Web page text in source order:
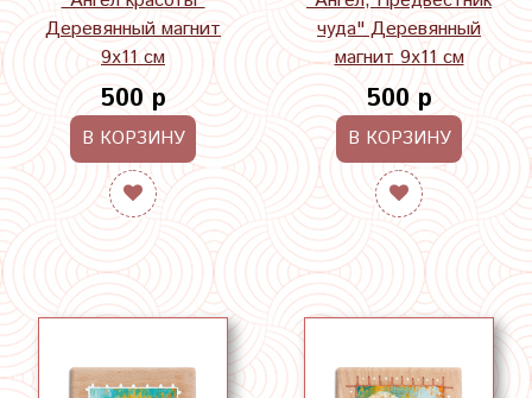
Деревянный магнит
9х11 см
500 р
В КОРЗИНУ
чуда" Деревянный
магнит 9х11 см
500 р
В КОРЗИНУ